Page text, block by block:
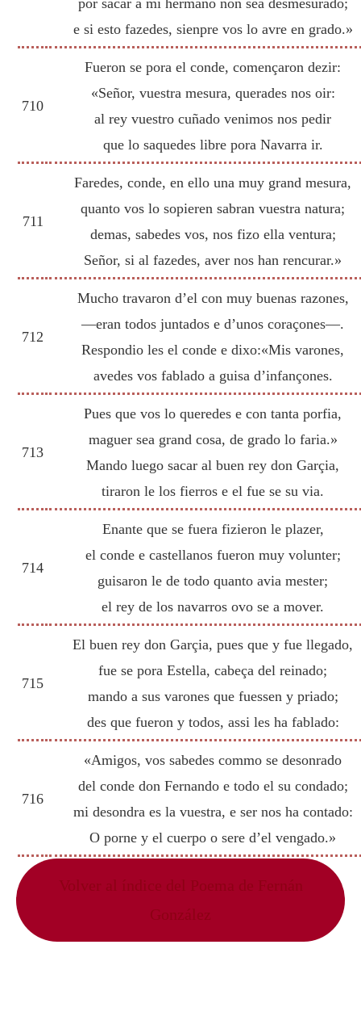
e si esto fazedes, sienpre vos lo avre en grado.»
710
Fueron se pora el conde, començaron dezir:
«Señor, vuestra mesura, querades nos oir:
al rey vuestro cuñado venimos nos pedir
que lo saquedes libre pora Navarra ir.
711
Faredes, conde, en ello una muy grand mesura,
quanto vos lo sopieren sabran vuestra natura;
demas, sabedes vos, nos fizo ella ventura;
Señor, si al fazedes, aver nos han rencurar.»
712
Mucho travaron d’el con muy buenas razones,
—eran todos juntados e d’unos coraçones—.
Respondio les el conde e dixo:«Mis varones,
avedes vos fablado a guisa d’infançones.
713
Pues que vos lo queredes e con tanta porfia,
maguer sea grand cosa, de grado lo faria.»
Mando luego sacar al buen rey don Garçia,
tiraron le los fierros e el fue se su via.
714
Enante que se fuera fizieron le plazer,
el conde e castellanos fueron muy volunter;
guisaron le de todo quanto avia mester;
el rey de los navarros ovo se a mover.
715
El buen rey don Garçia, pues que y fue llegado,
fue se pora Estella, cabeça del reinado;
mando a sus varones que fuessen y priado;
des que fueron y todos, assi les ha fablado:
716
«Amigos, vos sabedes commo se desonrado
del conde don Fernando e todo el su condado;
mi desondra es la vuestra, e ser nos ha contado:
O porne y el cuerpo o sere d’el vengado.»